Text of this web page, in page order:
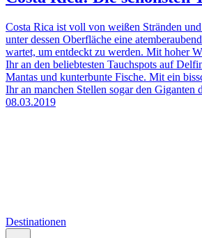
Costa Rica ist voll von weißen Stränden
unter dessen Oberfläche eine
wartet, um entdeckt zu werden. Mit hoher
Ihr an den beliebtesten Tauchspots auf
Mantas und kunterbunte Fische. Mit ein
Ihr an manchen Stellen sogar den Giganten
08.03.2019
Destinationen